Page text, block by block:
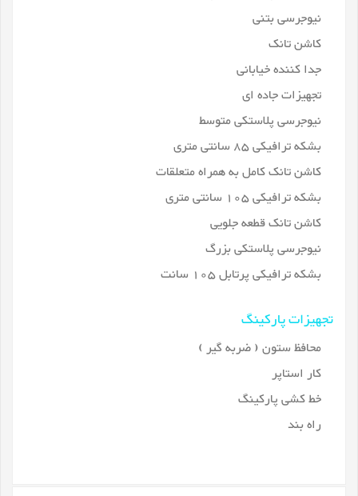
نیوجرسی بتنی
کاشن تانک
جدا کننده خیابانی
تجهیزات جاده ای
نیوجرسی پلاستکی متوسط
بشکه ترافیکی 85 سانتی متری
کاشن تانک کامل به همراه متعلقات
بشکه ترافیکی 105 سانتی متری
کاشن تانک قطعه جلویی
نیوجرسی پلاستکی بزرگ
بشکه ترافیکی پرتابل 105 سانت
تجهیزات پارکینگ
محافظ ستون ( ضربه گیر )
کار استاپر
خط کشی پارکینگ
راه بند